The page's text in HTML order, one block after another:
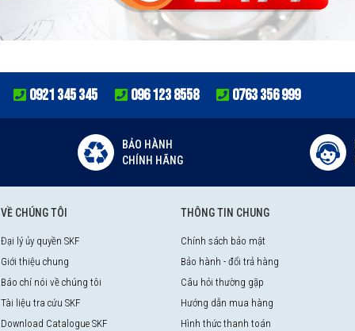
0921 345 345 096 123 8558 0763 356 999
BẢO HÀNH
CHÍNH HÃNG
VỀ CHÚNG TÔI
Đại lý ủy quyền SKF
Giới thiệu chung
Báo chí nói về chúng tôi
Tài liệu tra cứu SKF
Download Catalogue SKF
THÔNG TIN CHUNG
Chính sách bảo mật
Bảo hành - đổi trả hàng
Câu hỏi thường gặp
Hướng dẫn mua hàng
Hình thức thanh toán